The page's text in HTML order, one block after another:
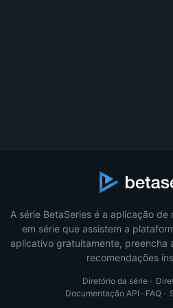
A série BetaSeries é a aplicação
em série que assistem a
aplicativo gratuitamente, preencha
recomendações
Diretório da série ·
Documentação API · FAQ·